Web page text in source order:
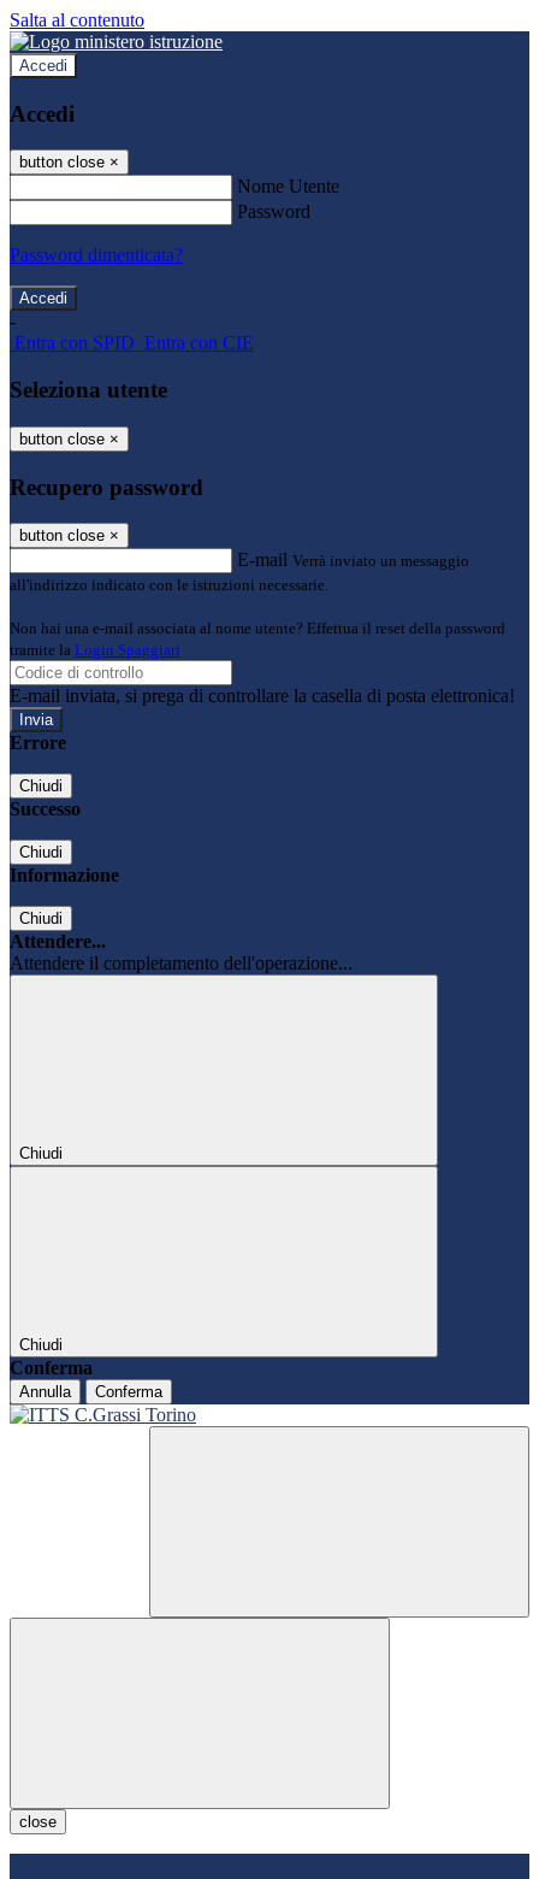
Salta al contenuto
Accedi
Accedi
button close ×
Nome Utente
Password
Password dimenticata?
-
Entra con SPID Entra con CIE
Seleziona utente
button close ×
Recupero password
button close ×
E-mail Verrà inviato un messaggio
all'indirizzo indicato con le istruzioni necessarie.
Non hai una e-mail associata al nome utente? Effettua il reset della password
tramite la Login Spaggiari
E-mail inviata, si prega di controllare la casella di posta elettronica!
Errore
Chiudi
Successo
Chiudi
Informazione
Chiudi
Attendere...
Attendere il completamento dell'operazione...
Chiudi
Chiudi
Conferma
Annulla Conferma
close